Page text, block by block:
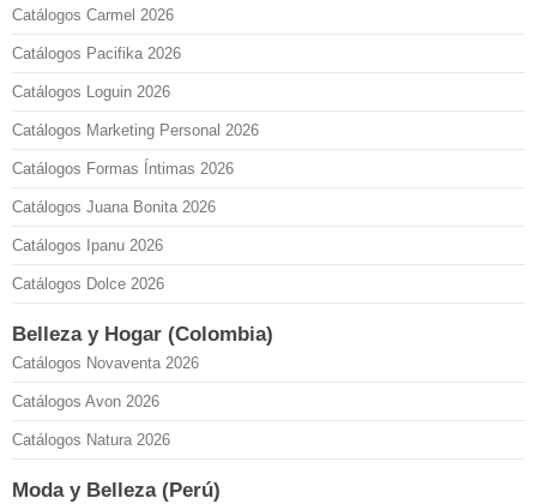
Catálogos Carmel 2026
Catálogos Pacifika 2026
Catálogos Loguin 2026
Catálogos Marketing Personal 2026
Catálogos Formas Íntimas 2026
Catálogos Juana Bonita 2026
Catálogos Ipanu 2026
Catálogos Dolce 2026
Belleza y Hogar (Colombia)
Catálogos Novaventa 2026
Catálogos Avon 2026
Catálogos Natura 2026
Moda y Belleza (Perú)